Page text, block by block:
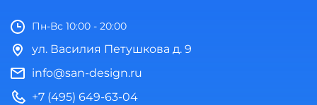
Пн-Вс 10:00 - 20:00
ул. Василия Петушкова д. 9
info@san-design.ru
+7 (495) 649-63-04